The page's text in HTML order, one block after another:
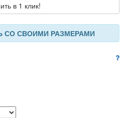
в 1 клик!
СО СВОИМИ РАЗМЕРАМИ